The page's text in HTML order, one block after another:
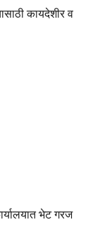
कायदेशीर व
भेट गरज